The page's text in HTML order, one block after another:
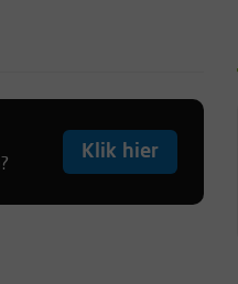
Klik hier